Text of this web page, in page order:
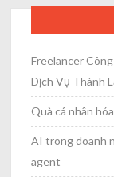
Freelancer
Dịch Vụ Thành
Quà cá nhân
AI trong doanh
agent